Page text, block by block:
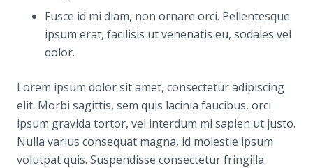
Fusce id mi diam, non ornare orci. Pellentesque
ipsum erat, facilisis ut venenatis eu, sodales vel
dolor.
Lorem ipsum dolor sit amet, consectetur adipiscing
elit. Morbi sagittis, sem quis lacinia faucibus, orci
ipsum gravida tortor, vel interdum mi sapien ut justo.
Nulla varius consequat magna, id molestie ipsum
volutpat quis. Suspendisse consectetur fringilla